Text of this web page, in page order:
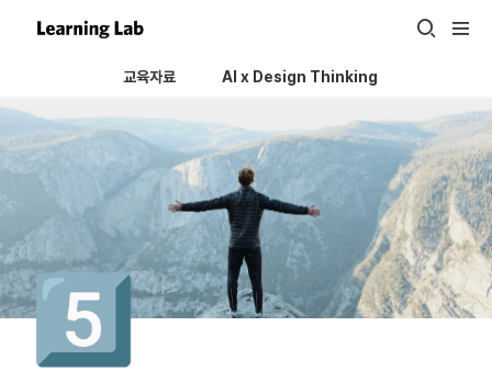
교육자료 AI x Design Thinking
5️⃣